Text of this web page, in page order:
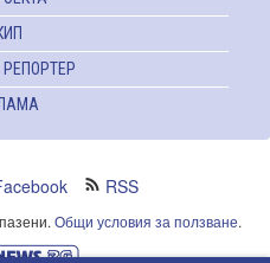
RSS
Общи условия за ползване.